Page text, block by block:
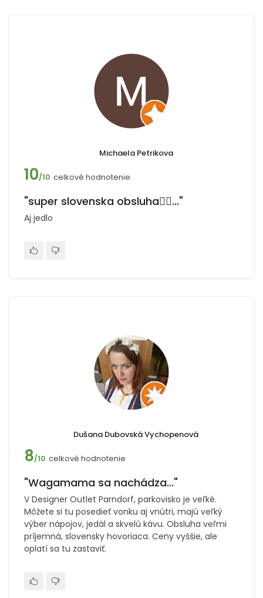
Michaela Petrikova
10/10 celkové hodnotenie
"super slovenska obsluha👍🏻..."
Aj jedlo
Dušana Dubovská Vychopenová
8/10 celkové hodnotenie
"Wagamama sa nachádza..."
V Designer Outlet Parndorf, parkovisko je veľké.
Môžete si tu posedieť vonku aj vnútri, majú veľký
výber nápojov, jedál a skvelú kávu. Obsluha veľmi
príjemná, slovensky hovoriaca. Ceny vyššie, ale
oplatí sa tu zastaviť.